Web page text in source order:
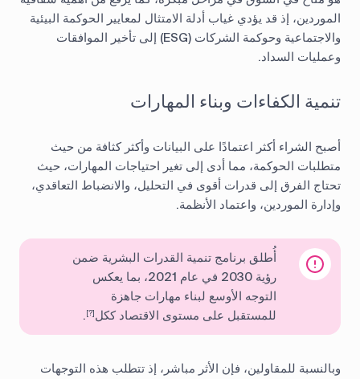
الموردين، إذ قد يؤدي غياب أدلة الامتثال لمعايير الحوكمة البيئية
والاجتماعية وحوكمة الشركات (ESG) إلى تأخير الموافقات
وعمليات السداد.
تنمية الكفاءات وبناء المهارات
أصبح الشراء أكثر اعتمادًا على البيانات وأكثر كثافة من حيث
متطلبات الحوكمة، مما أدى إلى تغير احتياجات المهارات، حيث
تحتاج الفرق إلى قدرات أقوى في التحليل، والانضباط التعاقدي،
وإدارة الموردين، واعتماد الأنظمة.
أُطلق برنامج تنمية القدرات البشرية ضمن
رؤية 2030 في عام 2021، بما يعكس
التوجه الأوسع لبناء مهارات جاهزة
للمستقبل على مستوى الاقتصاد ككل [?]
.
وبالنسبة للمقاولين، فإن الأثر مباشر، إذ تتطلب هذه التوجهات